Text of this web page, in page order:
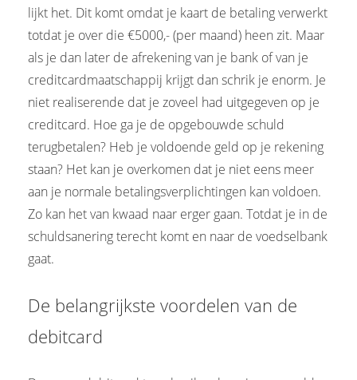
lijkt het. Dit komt omdat je kaart de betaling verwerkt
totdat je over die €5000,- (per maand) heen zit. Maar
als je dan later de afrekening van je bank of van je
creditcardmaatschappij krijgt dan schrik je enorm. Je
niet realiserende dat je zoveel had uitgegeven op je
creditcard. Hoe ga je de opgebouwde schuld
terugbetalen? Heb je voldoende geld op je rekening
staan? Het kan je overkomen dat je niet eens meer
aan je normale betalingsverplichtingen kan voldoen.
Zo kan het van kwaad naar erger gaan. Totdat je in de
schuldsanering terecht komt en naar de voedselbank
gaat.
De belangrijkste voordelen van de
debitcard